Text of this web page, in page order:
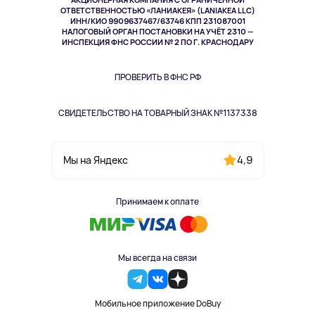
ОТВЕТСТВЕННОСТЬЮ «ЛАНИАКЕЯ» (LANIAKEA LLC)
ИНН/КИО 9909637467/63746 КПП 231087001
НАЛОГОВЫЙ ОРГАН ПОСТАНОВКИ НА УЧЁТ 2310 —
ИНСПЕКЦИЯ ФНС РОССИИ № 2 ПО Г. КРАСНОДАРУ
ПРОВЕРИТЬ В ФНС РФ
СВИДЕТЕЛЬСТВО НА ТОВАРНЫЙ ЗНАК №1137338
Мы на Яндекс 4,9
Принимаем к оплате
Мы всегда на связи
Мобильное приложение DoBuy
Здоровье питомцев
Одежда и аксессуары